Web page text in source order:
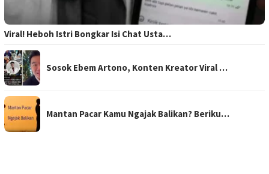
Viral! Heboh Istri Bongkar Isi Chat Usta…
Sosok Ebem Artono, Konten Kreator Viral …
Mantan Pacar Kamu Ngajak Balikan? Beriku…